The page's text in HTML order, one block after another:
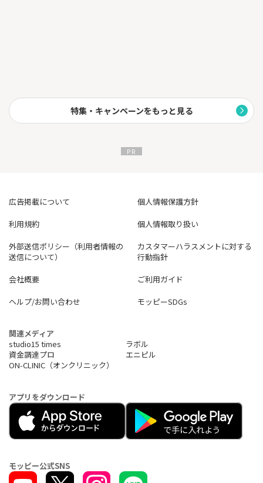
特集・キャンペーンをもっと見る
広告掲載について
個人情報保護方針
利用規約
個人情報取り扱い
外部送信ポリシー（利用者情報の
送信について）
カスタマーハラスメントに対する
行動指針
会社概要
ご利用ガイド
ヘルプ/お問い合わせ
モッピーSDGs
関連メディア
studio15 times
ラボル
資金調達プロ
エニピル
ON-CLINIC（オンクリニック）
アプリをダウンロード
モッピー公式SNS